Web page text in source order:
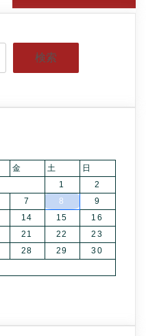
検索
金 土
日
1
2
7 8
9
14 15
16
21 22
23
28 29
30